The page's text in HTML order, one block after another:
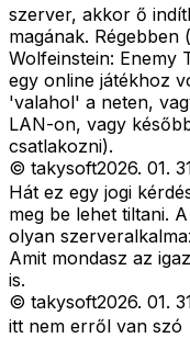
szerver, akkor ő
magának.
Wolfeinstein: Enemy
egy online játékhoz
'valahol' a neten,
LAN-on, vagy
csatlakozni).
© takysoft2026. 01.
Hát ez egy jogi
meg be lehet tiltani.
olyan
Amit mondasz az
is.
© takysoft2026. 01.
itt nem erről van szó